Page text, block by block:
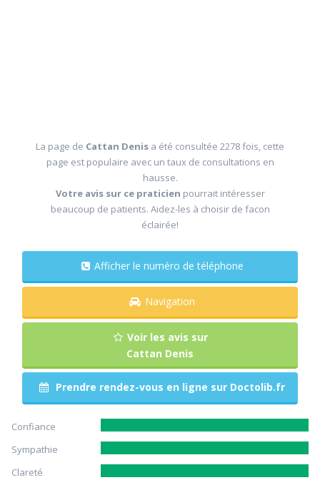
La page de Cattan Denis a été consultée 2278 fois, cette
page est populaire avec un taux de consultations en
hausse.
Votre avis sur ce praticien pourrait intéresser
beaucoup de patients. Aidez-les à choisir de facon
éclairée!
Afficher le numéro de téléphone
Navigation
Voir les avis sur
Cattan Denis
Prendre rendez-vous en ligne sur Doctolib.fr
Confiance
Sympathie
Clareté